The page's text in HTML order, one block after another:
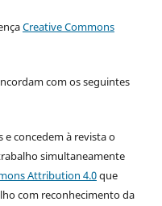
Creative Commons
com os seguintes
concedem à revista o
simultaneamente
Attribution 4.0que
com reconhecimento da